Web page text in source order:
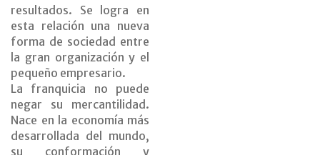
resultados. Se logra en
esta relación una nueva
forma de sociedad entre
la gran organización y el
pequeño empresario.
La franquicia no puede
negar su mercantilidad.
Nace en la economía más
desarrollada del mundo,
su conformación y